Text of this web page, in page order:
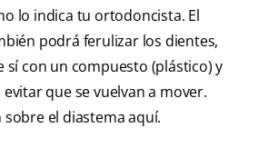
lo indica tu ortodoncista. El
podrá ferulizar los dientes,
sí con un compuesto (plástico) y
que se vuelvan a mover.
el diastema aquí.